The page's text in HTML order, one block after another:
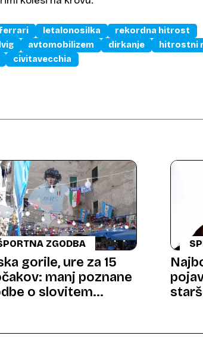
letalonosilka
rekordna hitrost
avtomobilizem dirkanje
hitrostni
civitavecchia
ZGODBA
gorile, ure za 15
manj poznane
o slovitem